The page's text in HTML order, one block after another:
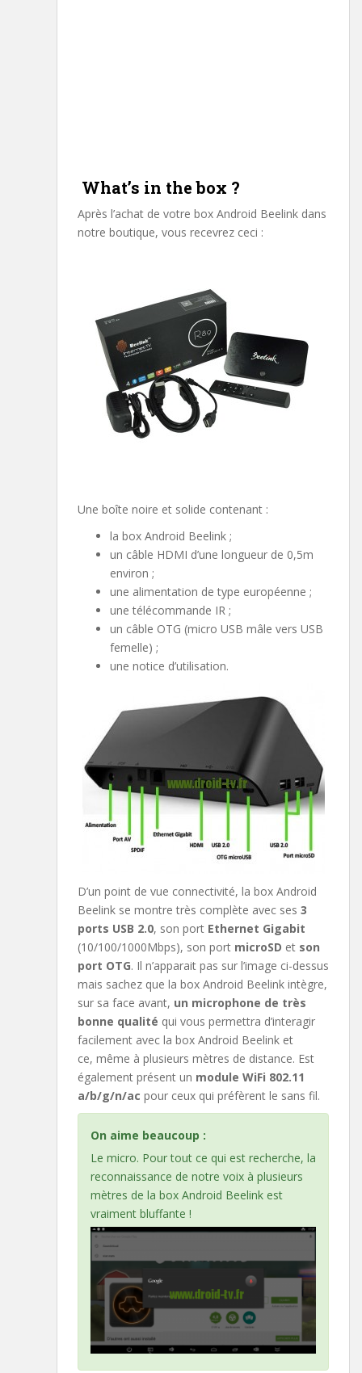
What’s in the box ?
Après l’achat de votre box Android Beelink dans
notre boutique, vous recevrez ceci :
Une boîte noire et solide contenant :
la box Android Beelink ;
un câble HDMI d’une longueur de 0,5m
environ ;
une alimentation de type européenne ;
une télécommande IR ;
un câble OTG (micro USB mâle vers USB
femelle) ;
une notice d’utilisation.
D’un point de vue connectivité, la box Android
Beelink se montre très complète avec ses 3
ports USB 2.0, son port Ethernet Gigabit
(10/100/1000Mbps), son port microSD et son
port OTG. Il n’apparait pas sur l’image ci-dessus
mais sachez que la box Android Beelink intègre,
sur sa face avant, un microphone de très
bonne qualité qui vous permettra d’interagir
facilement avec la box Android Beelink et
ce, même à plusieurs mètres de distance. Est
également présent un module WiFi 802.11
a/b/g/n/ac pour ceux qui préfèrent le sans fil.
On aime beaucoup :
Le micro. Pour tout ce qui est recherche, la
reconnaissance de notre voix à plusieurs
mètres de la box Android Beelink est
vraiment bluffante !